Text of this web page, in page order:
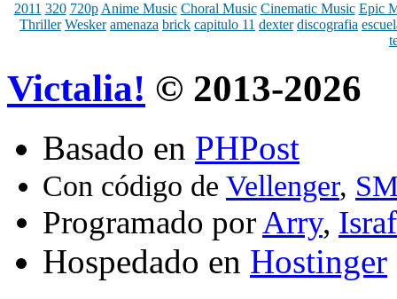
2011 320 720p Anime Music Choral Music Cinematic Music Epic
Thriller Wesker amenaza brick capitulo 11 dexter discografia
Victalia! © 2013-2026
Basado en PHPost
Con código de Vellenger,
Programado porArry,
Hospedado en Hostinger